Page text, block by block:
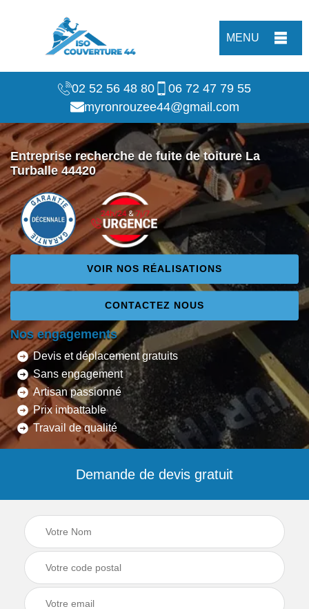
MENU
02 52 56 48 80
06 72 47 79 55
myronrouzee44@gmail.com
Entreprise recherche de fuite de toiture La
Turballe 44420
VOIR NOS RÉALISATIONS
CONTACTEZ NOUS
Nos engagements
Devis et déplacement gratuits
Sans engagement
Artisan passionné
Prix imbattable
Travail de qualité
Demande de devis gratuit